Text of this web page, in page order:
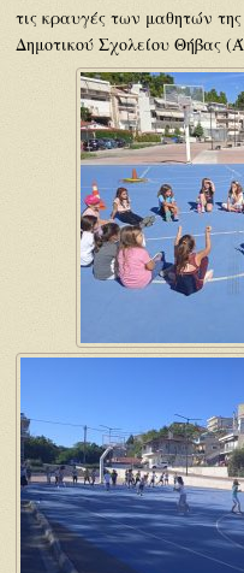
τις κραυγές των μαθητών
Δημοτικού Σχολείου Θήβας